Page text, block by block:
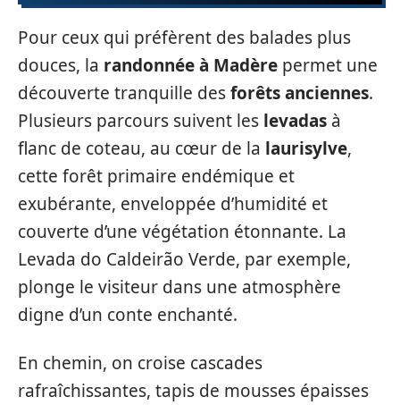
Pour ceux qui préfèrent des balades plus
douces, la randonnée à Madère permet une
découverte tranquille desforêts anciennes.
Plusieurs parcours suivent les levadas à
flanc de coteau, au cœur de la laurisylve,
cette forêt primaire endémique et
exubérante, enveloppée d’humidité et
couverte d’une végétation étonnante. La
Levada do Caldeirão Verde, par exemple,
plonge le visiteur dans une atmosphère
digne d’un conte enchanté.
En chemin, on croise cascades
rafraîchissantes, tapis de mousses épaisses